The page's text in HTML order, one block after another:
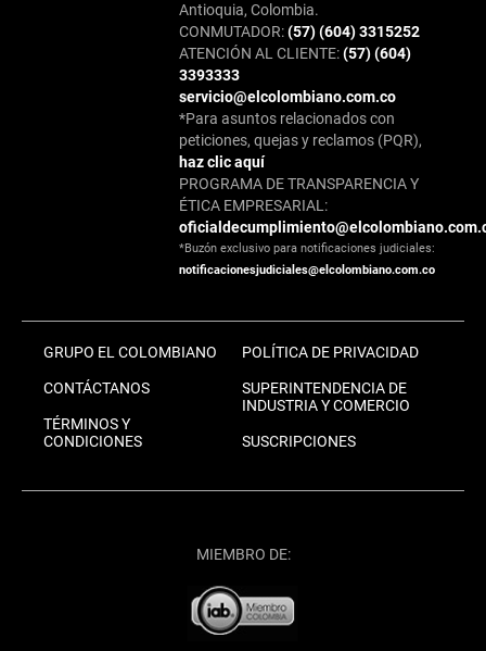
Antioquia, Colombia.
CONMUTADOR:(57) (604) 3315252
ATENCIÓN AL CLIENTE:(57) (604)
3393333
servicio@elcolombiano.com.co
*Para asuntos relacionados con
peticiones, quejas y reclamos (PQR),
haz clic aquí
PROGRAMA DE TRANSPARENCIA Y
ÉTICA EMPRESARIAL:
*Buzón exclusivo para notificaciones judiciales:
notificacionesjudiciales@elcolombiano.com.co
GRUPO EL COLOMBIANO
CONTÁCTANOS
TÉRMINOS Y
CONDICIONES
POLÍTICA DE PRIVACIDAD
SUPERINTENDENCIA DE
INDUSTRIA Y COMERCIO
SUSCRIPCIONES
MIEMBRO DE: